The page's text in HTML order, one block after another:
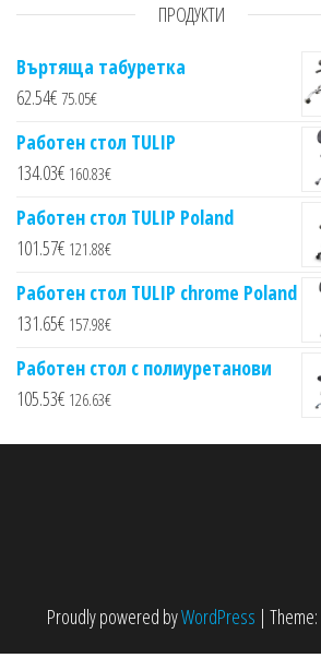
ПРОДУКТИ
Въртяща табуретка
62.54€ 75.05€
Работен стол TULIP
134.03€ 160.83€
Работен стол TULIP Poland
101.57€ 121.88€
Работен стол TULIP chrome Poland
131.65€ 157.98€
Работен стол с полиуретанови
105.53€ 126.63€
Proudly powered byWordPress | Theme: